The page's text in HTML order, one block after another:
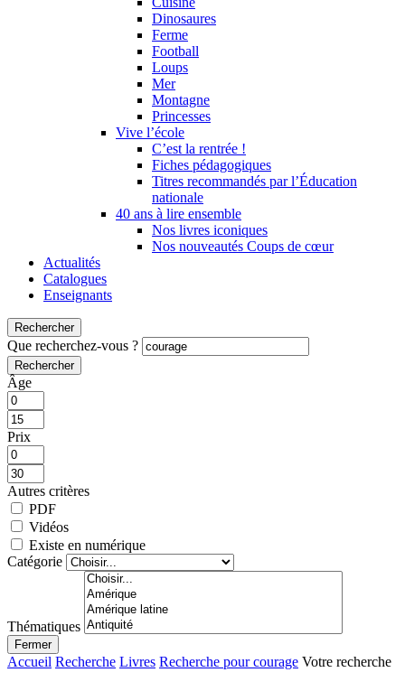
Dinosaures
Ferme
Football
Loups
Mer
Montagne
Princesses
Vive l’école
C’est la rentrée !
Fiches pédagogiques
Titres recommandés par l’Éducation
nationale
40 ans à lire ensemble
Nos livres iconiques
Nos nouveautés Coups de cœur
Actualités
Catalogues
Enseignants
Rechercher
Que recherchez-vous ?
Rechercher
Âge
Prix
Autres critères
PDF
Vidéos
Existe en numérique
Catégorie
Thématiques
Fermer
Accueil Recherche Livres Recherche pour courage Votre recherche